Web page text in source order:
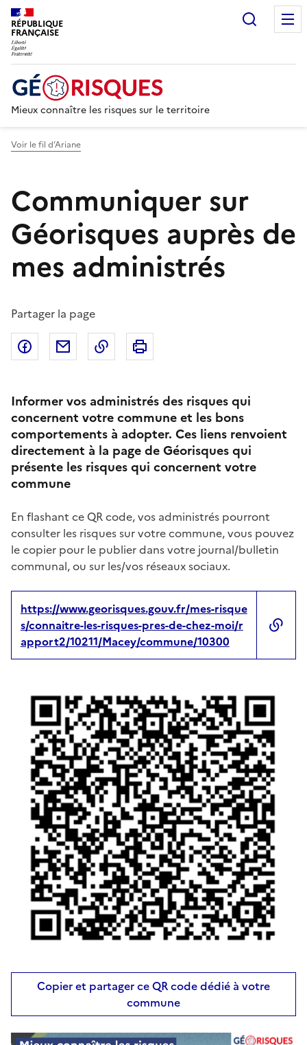
RÉPUBLIQUE
FRANÇAISE
Mieux connaître les risques sur le territoire
Voir le fil d’Ariane
Communiquer sur
Géorisques auprès de
mes administrés
Partager la page
Partager sur Facebook
Partager par emailCopier dans le presse-papier
Informer vos administrés des risques qui
concernent votre commune et les bons
comportements à adopter. Ces liens renvoient
directement à la page de Géorisques qui
présente les risques qui concernent votre
commune
En flashant ce QR code, vos administrés pourront
consulter les risques sur votre commune, vous pouvez
le copier pour le publier dans votre journal/bulletin
communal, ou sur les/vos réseaux sociaux.
https://www.georisques.gouv.fr/mes-risque
s/connaitre-les-risques-pres-de-chez-moi/r
apport2/10211/Macey/commune/10300
Copier et partager ce QR code dédié à votre
commune